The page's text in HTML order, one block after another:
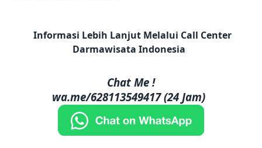
Informasi Lebih Lanjut Melalui Call Center
Darmawisata Indonesia
Chat Me !
wa.me/628113549417 (24 Jam)